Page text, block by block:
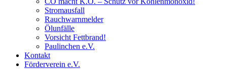
Stromausfall
Rauchwarnmelder
Ölunfälle
Vorsicht Fettbrand!
Paulinchen e.V.
Kontakt
Förderverein e.V.